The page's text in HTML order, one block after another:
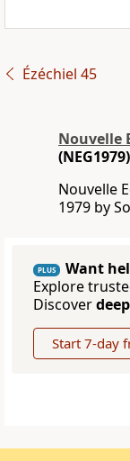
Ézéchiel 45
Nouvelle
(NEG1979)
Nouvelle
1979 by
PLUS
Want
Explore
Discover
Start 7-day